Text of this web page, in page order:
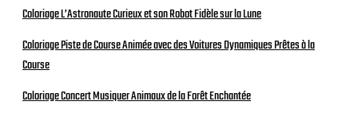
Coloriage L’Astronaute Curieux et son Robot Fidèle sur la Lune
Coloriage Piste de Course Animée avec des Voitures Dynamiques Prêtes à la
Course
Coloriage Concert Musiquer Animaux de la Forêt Enchantée